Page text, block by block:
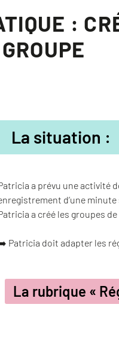
:
La situation :
a prévu une activité
d’une
a créé les groupes
Patricia doit adapter les
La rubrique «